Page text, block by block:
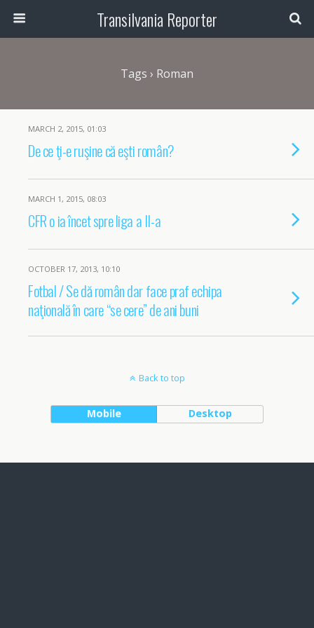
Transilvania Reporter
Tags › Roman
MARCH 2, 2015, 01:03
De ce ţi-e ruşine că eşti român?
MARCH 1, 2015, 08:03
CFR o ia încet spre liga a II-a
OCTOBER 17, 2013, 10:10
Fotbal / Se dă român dar face praf echipa
naţională în care “se cere” de ani buni
Back to top
Mobile Desktop